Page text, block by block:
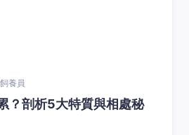
養員
？剖析5大特質與相處秘